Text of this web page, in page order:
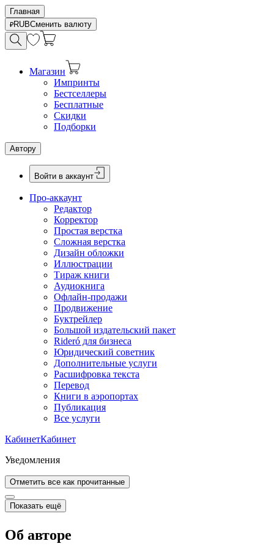
Главная
RUBСменить валюту
Магазин
Импринты
Бестселлеры
Бесплатные
Скидки
Подборки
Автору
Войти в аккаунт
Про-аккаунт
Редактор
Корректор
Простая верстка
Сложная верстка
Дизайн обложки
Иллюстрации
Тираж книги
Аудиокнига
Офлайн-продажи
Продвижение
Буктрейлер
Большой издательский пакет
Rideró для бизнеса
Юридический советник
Дополнительные услуги
Расшифровка текста
Перевод
Книги в аэропортах
Публикация
Все услуги
КабинетКабинет
Уведомления
Отметить все как прочитанные
Показать ещё
Об авторе